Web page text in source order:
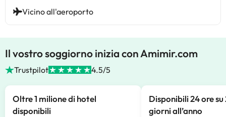
Vicino all'aeroporto
Il vostro soggiorno inizia con Amimir.com
Trustpilot 4.5/5
Oltre 1 milione di hotel
disponibili
Disponibili 24 ore su
giorni all’anno